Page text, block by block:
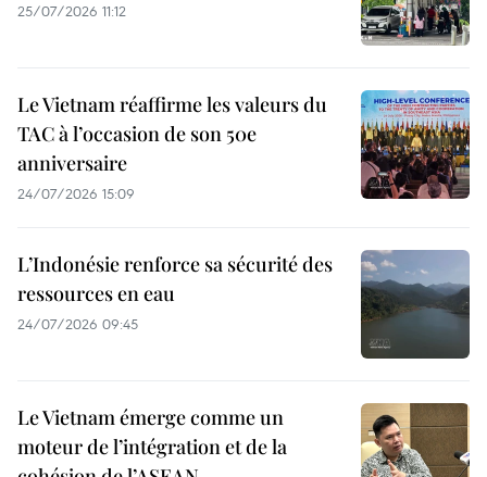
25/07/2026 11:12
Le Vietnam réaffirme les valeurs du
TAC à l’occasion de son 50e
anniversaire
24/07/2026 15:09
L’Indonésie renforce sa sécurité des
ressources en eau
24/07/2026 09:45
Le Vietnam émerge comme un
moteur de l’intégration et de la